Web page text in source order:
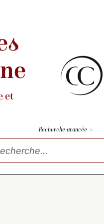
et
Recherche avancée >